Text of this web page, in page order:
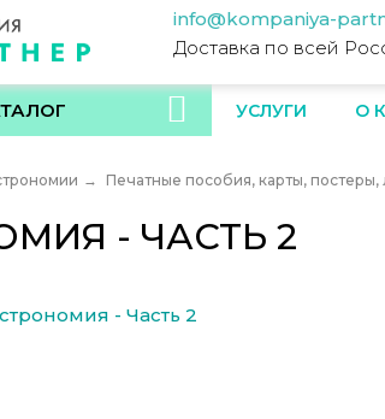
info@kompaniya-
Доставка по всей
УСЛУГИ О
→ Печатные пособия, карты, постеры,
- ЧАСТЬ 2